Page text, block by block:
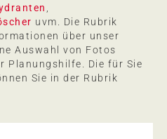
uvm. Die Rubrik
über unser
Auswahl von Fotos
Planungshilfe. Die für Sie
Sie in der Rubrik